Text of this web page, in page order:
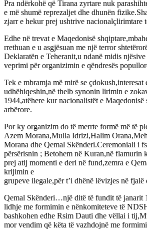
Pra ndërkohë që Tirana zyrtare nuk
e më shumë reprezaljet dhe dhunën
zjarr e hekur prej ushtrive nacionalçlirimtare
Edhe në trevat e Maqedonisë
rrethuan e u asgjësuan me një terror
Deklaratën e Teheranit,u ndanë midis
veprimi për organizimin e qëndresës
Tek e mbramja më mirë se
udhëhiqeshin,në thelb synonin lirimin e
1944,atëhere kur nacionalistët e
arbërore.
Por ky organizim do të merrte formë më të
Azem Morana,Mulla Idrizi,Halim
Morana dhe Qemal Skënderi.Ceremoniali i
përsërisnin ; Betohem në Kuran,në flamurin
prej atij momenti e deri në fund,zemra e
krijimin e
grupeve ilegale,për t’i dhënë lëvizjes në fjalë
Qemal Skënderi…një ditë të fundit të janarit
lidhje me formimin e nënkomiteteve të
bashkohen edhe Rsim Dauti dhe vëllai i
mor vendim që këta të vazhdojnë me